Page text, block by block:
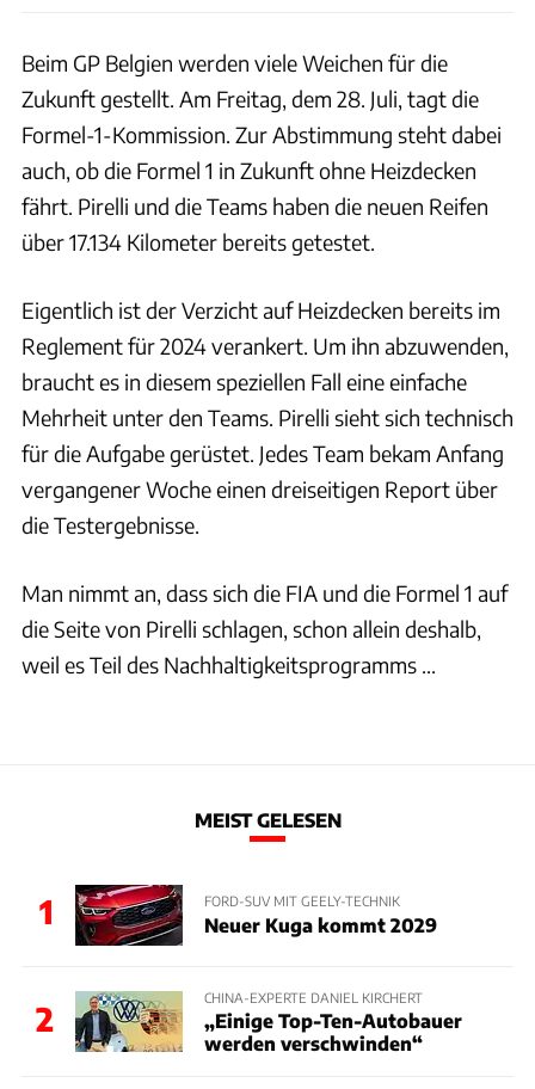
Beim GP Belgien werden viele Weichen für die
Zukunft gestellt. Am Freitag, dem 28. Juli, tagt die
Formel-1-Kommission. Zur Abstimmung steht dabei
auch, ob die Formel 1 in Zukunft ohne Heizdecken
fährt. Pirelli und die Teams haben die neuen Reifen
über 17.134 Kilometer bereits getestet.
Eigentlich ist der Verzicht auf Heizdecken bereits im
Reglement für 2024 verankert. Um ihn abzuwenden,
braucht es in diesem speziellen Fall eine einfache
Mehrheit unter den Teams. Pirelli sieht sich technisch
für die Aufgabe gerüstet. Jedes Team bekam Anfang
vergangener Woche einen dreiseitigen Report über
die Testergebnisse.
Man nimmt an, dass sich die FIA und die Formel 1 auf
die Seite von Pirelli schlagen, schon allein deshalb,
weil es Teil des Nachhaltigkeitsprogramms ...
MEIST GELESEN
1 FORD-SUV MIT GEELY-TECHNIK
Neuer Kuga kommt 2029
2
CHINA-EXPERTE DANIEL KIRCHERT
„Einige Top-Ten-Autobauer
werden verschwinden“